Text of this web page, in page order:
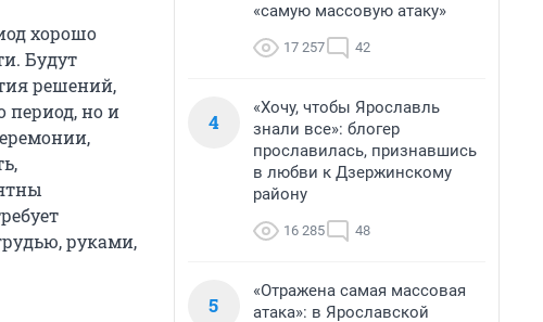
хорошо
Будут
решений,
период, но и
руками,
«самую массовую атаку»
17 257 42
4
«Хочу, чтобы Ярославль
знали все»: блогер
прославилась, признавшись
в любви к Дзержинскому
району
16 285 48
5
«Отражена самая массовая
атака»: в Ярославской